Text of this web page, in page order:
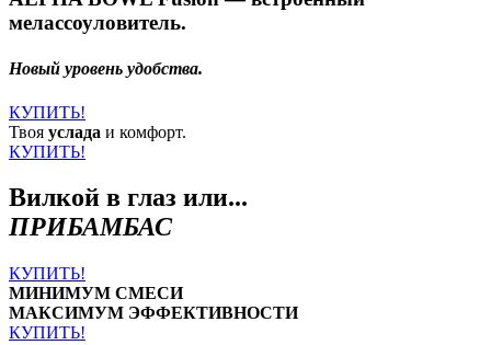
мелассоуловитель.
Новый уровень удобства.
КУПИТЬ!
Твоя услада и комфорт.
КУПИТЬ!
Вилкой в глаз или...
ПРИБАМБАС
КУПИТЬ!
МИНИМУМ СМЕСИ
МАКСИМУМ ЭФФЕКТИВНОСТИ
КУПИТЬ!